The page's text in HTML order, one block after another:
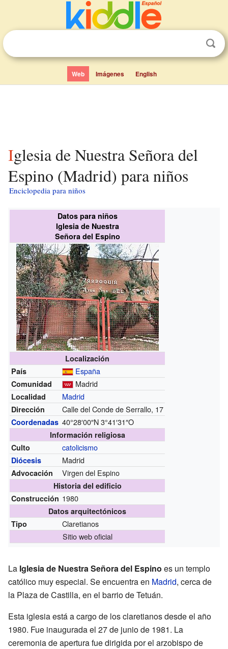
Web Imágenes English
Iglesia de Nuestra Señora del
Espino (Madrid) para niños
Enciclopedia para niños
Datos para niños
Iglesia de Nuestra
Señora del Espino
Localización
País
España
Comunidad Madrid
Localidad Madrid
Dirección Calle del Conde de Serrallo, 17
Coordenadas 40°28′00″N3°41′31″O
Información religiosa
Culto
catolicismo
Diócesis Madrid
Advocación Virgen del Espino
Historia del edificio
Construcción 1980
Datos arquitectónicos
Tipo
Claretianos
Sitio web oficial
La Iglesia de Nuestra Señora del Espino es un templo
católico muy especial. Se encuentra en Madrid, cerca de
la Plaza de Castilla, en el barrio de Tetuán.
Esta iglesia está a cargo de los claretianos desde el año
1980. Fue inaugurada el 27 de junio de 1981. La
ceremonia de apertura fue dirigida por el arzobispo de